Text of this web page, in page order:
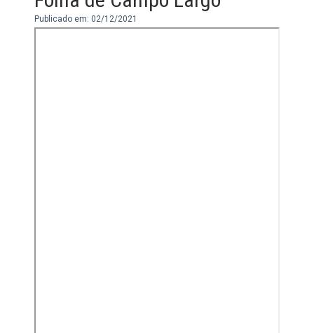
Publicado em: 02/12/2021